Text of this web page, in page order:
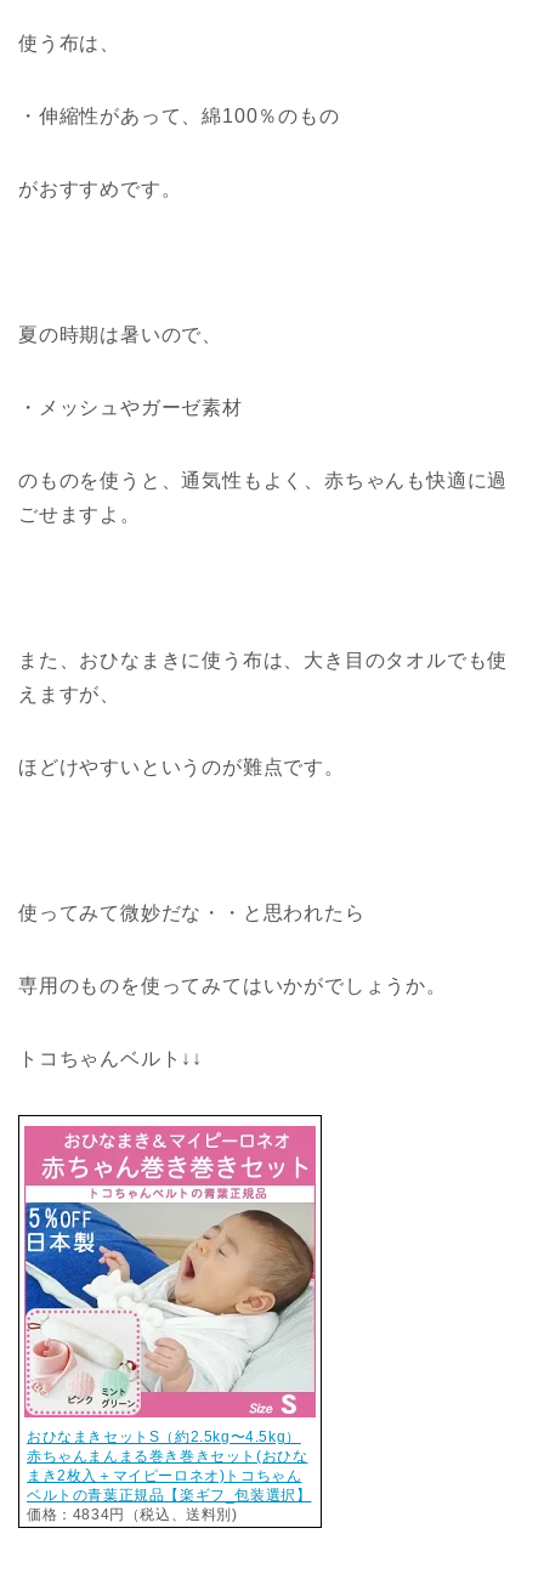
使う布は、
・伸縮性があって、綿100％のもの
がおすすめです。
夏の時期は暑いので、
・メッシュやガーゼ素材
のものを使うと、通気性もよく、赤ちゃんも快適に過
ごせますよ。
また、おひなまきに使う布は、大き目のタオルでも使
えますが、
ほどけやすいというのが難点です。
使ってみて微妙だな・・と思われたら
専用のものを使ってみてはいかがでしょうか。
トコちゃんベルト↓↓
おひなまきセットS（約2.5kg〜4.5kg）
赤ちゃんまんまる巻き巻きセット(おひな
まき2枚入＋マイピーロネオ)トコちゃん
ベルトの青葉正規品【楽ギフ_包装選択】
価格：4834円（税込、送料別)